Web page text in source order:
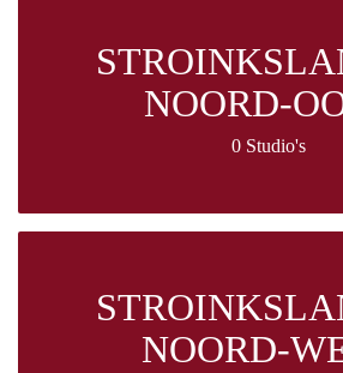
NOORD-
0 Studio's
NOORD-